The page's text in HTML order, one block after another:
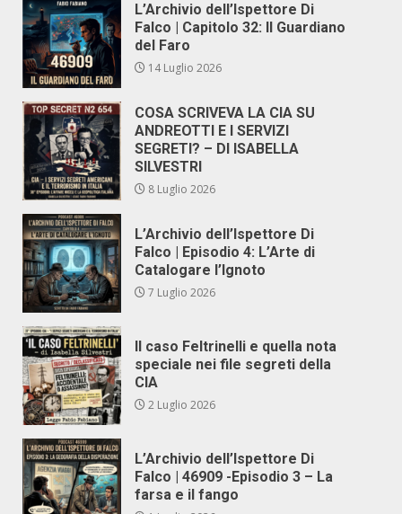
L’Archivio dell’Ispettore Di
Falco | Capitolo 32: Il Guardiano
del Faro
14 Luglio 2026
COSA SCRIVEVA LA CIA SU
ANDREOTTI E I SERVIZI
SEGRETI? – DI ISABELLA
SILVESTRI
8 Luglio 2026
L’Archivio dell’Ispettore Di
Falco | Episodio 4: L’Arte di
Catalogare l’Ignoto
7 Luglio 2026
Il caso Feltrinelli e quella nota
speciale nei file segreti della
CIA
2 Luglio 2026
L’Archivio dell’Ispettore Di
Falco | 46909 -Episodio 3 – La
farsa e il fango